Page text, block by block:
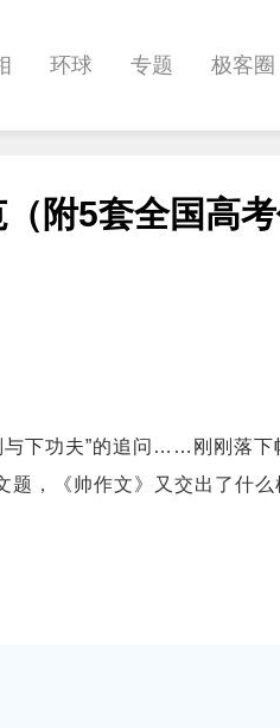
环球 专题 极客圈
职教院 酒道
附5套全国高
与下功夫”的追问…… 刚刚落
， 《帅作文》又交出了什